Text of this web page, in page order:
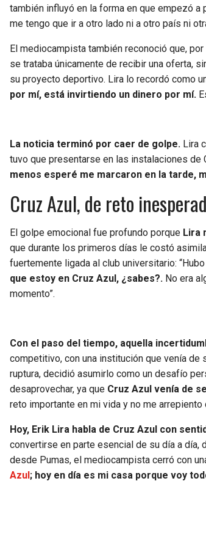
también influyó en la forma en que empezó a
me tengo que ir a otro lado ni a otro país ni
El mediocampista también reconoció que, por
se trataba únicamente de recibir una oferta,
su proyecto deportivo. Lira lo recordó como
por mí, está invirtiendo un dinero por mí.
La noticia terminó por caer de golpe. Lira
tuvo que presentarse en las instalaciones
menos esperé me marcaron en la tarde,
Cruz Azul, de reto
El golpe emocional fue profundo porque Lira
que durante los primeros días le costó
fuertemente ligada al club universitario:
que estoy en Cruz Azul, ¿sabes?. No era
momento”.
Con el paso del tiempo, aquella
competitivo, con una institución que venía de
ruptura, decidió asumirlo como un desafío
desaprovechar, ya que Cruz Azul venía de
reto importante en mi vida y no me arrepiento
Hoy, Erik Lira habla de Cruz Azul con
convertirse en parte esencial de su día a
desde Pumas, el mediocampista cerró con
Azul ; hoy en día es mi casa porque voy